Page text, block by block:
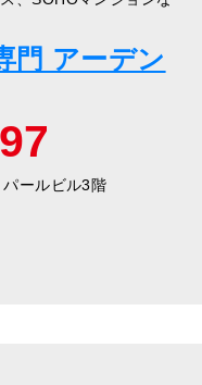
門 アーデン
ールビル3階